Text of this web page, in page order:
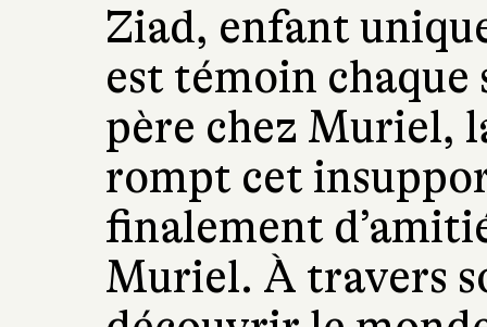
Ziad, enfant
est témoin chaque
père chez Muriel,
rompt cet
finalement
Muriel. À travers